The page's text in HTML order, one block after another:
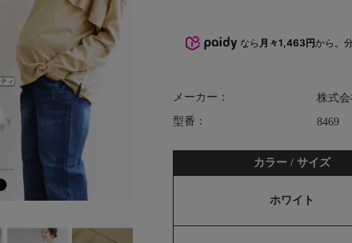
なら 月々1,463円から。
メーカー：
株式
型番：
8469
カラー / サイズ
ホワイト